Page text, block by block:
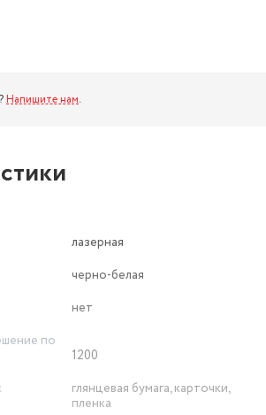
Напишите нам.
лазерная
черно-белая
нет
по
1200
глянцевая бумага, карточки,
пленка